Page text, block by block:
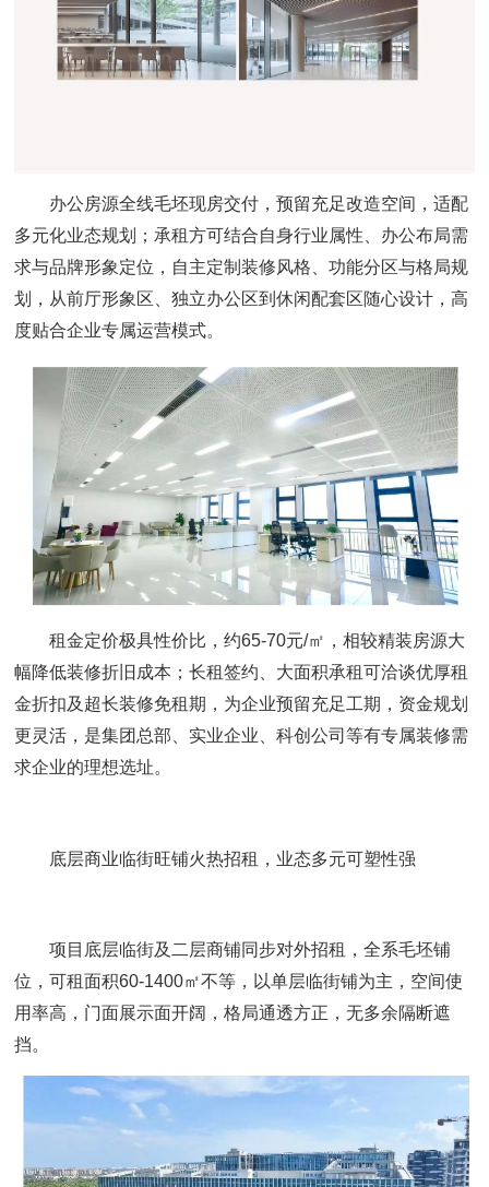
办公房源全线毛坯现房交付，预留充足改造空间，适配
多元化业态规划；承租方可结合自身行业属性、办公布局需
求与品牌形象定位，自主定制装修风格、功能分区与格局规
划，从前厅形象区、独立办公区到休闲配套区随心设计，高
度贴合企业专属运营模式。
租金定价极具性价比，约65-70元/㎡，相较精装房源大
幅降低装修折旧成本；长租签约、大面积承租可洽谈优厚租
金折扣及超长装修免租期，为企业预留充足工期，资金规划
更灵活，是集团总部、实业企业、科创公司等有专属装修需
求企业的理想选址。
底层商业临街旺铺火热招租，业态多元可塑性强
项目底层临街及二层商铺同步对外招租，全系毛坯铺
位，可租面积60-1400㎡不等，以单层临街铺为主，空间使
用率高，门面展示面开阔，格局通透方正，无多余隔断遮
挡。